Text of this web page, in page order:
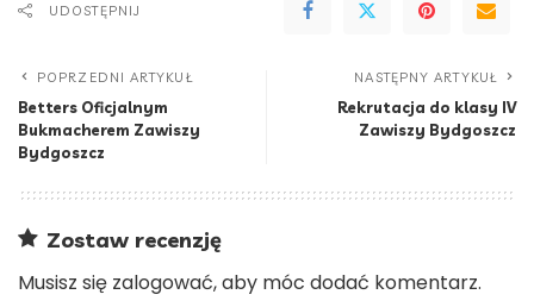
UDOSTĘPNIJ
POPRZEDNI ARTYKUŁ
Betters Oficjalnym
Bukmacherem Zawiszy
Bydgoszcz
NASTĘPNY ARTYKUŁ
Rekrutacja do klasy IV
Zawiszy Bydgoszcz
Zostaw recenzję
Musisz się zalogować, aby móc dodać komentarz.